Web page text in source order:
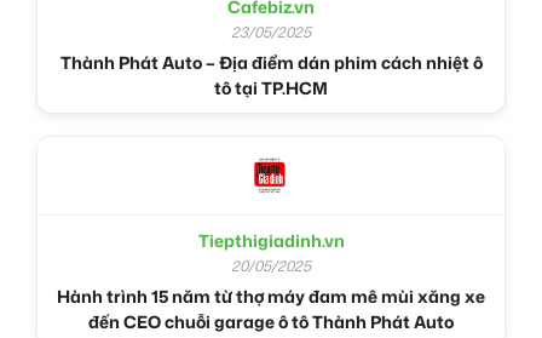
Cafebiz.vn
23/05/2025
Thành Phát Auto – Địa điểm dán phim cách nhiệt ô
tô tại TP.HCM
Tiepthigiadinh.vn
20/05/2025
Hành trình 15 năm từ thợ máy đam mê mùi xăng xe
đến CEO chuỗi garage ô tô Thành Phát Auto